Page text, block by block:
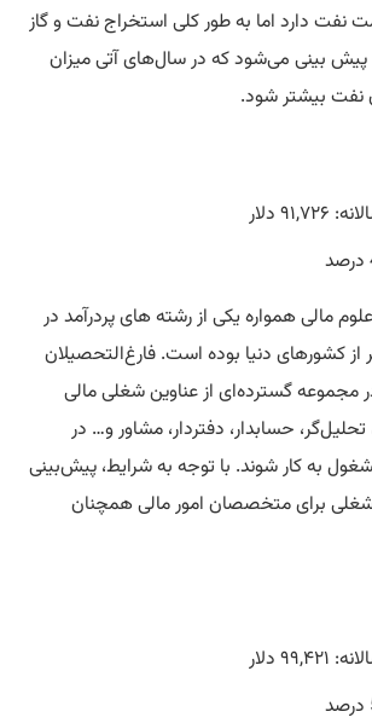
نفت دارد اما به طور کلی استخراج نفت و گاز
بینی می‌شود که در سال‌های آتی میزان
نفت بیشتر شود.
دلار
مالی همواره یکی از رشته های پردرآمد در
از کشورهای دنیا بوده است. فارغ‌التحصیلان
مجموعه گسترده‌ای از عناوین شغلی مالی
حسابدار، دفتردار، مشاور و… در
به کار شوند. با توجه به شرایط، پیش‌بینی
برای متخصصان امور مالی همچنان
دلار